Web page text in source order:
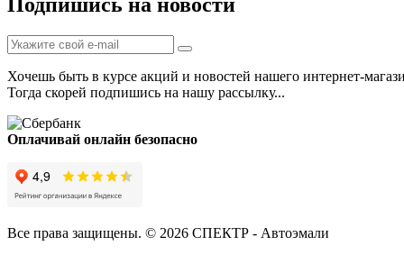
Хочешь быть в курсе акций и новостей нашего интернет-
Тогда скорей подпишись на нашу рассылку...
Оплачивай онлайн безопасно
Все права защищены. © 2026 СПЕКТР - Автоэмали